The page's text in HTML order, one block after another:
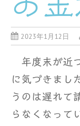
2023年1月12日
年度末が近
に気づきまし
うのは遅れて
らなくなって